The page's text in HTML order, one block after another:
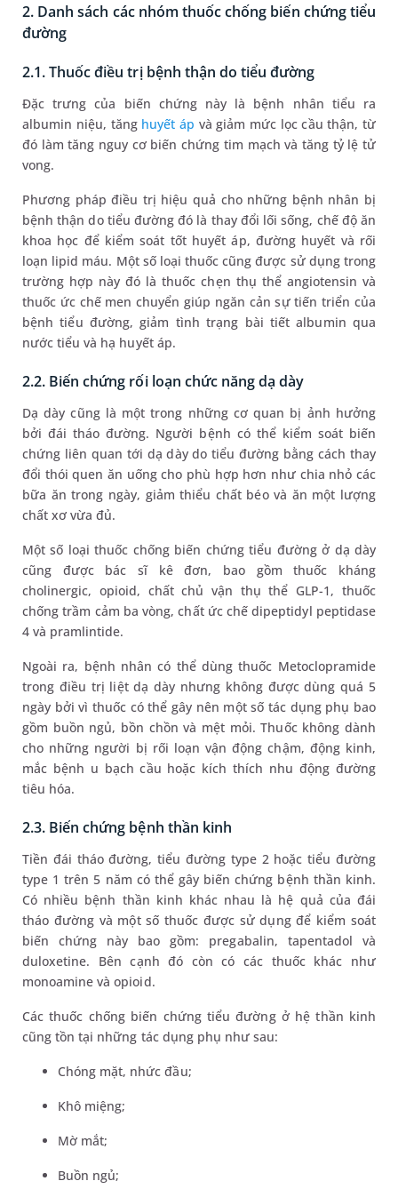
2. Danh sách các nhóm thuốc chống biến chứng tiểu
đường
2.1. Thuốc điều trị bệnh thận do tiểu đường
Đặc trưng của biến chứng này là bệnh nhân tiểu ra
albumin niệu, tăng huyết áp và giảm mức lọc cầu thận, từ
đó làm tăng nguy cơ biến chứng tim mạch và tăng tỷ lệ tử
vong.
Phương pháp điều trị hiệu quả cho những bệnh nhân bị
bệnh thận do tiểu đường đó là thay đổi lối sống, chế độ ăn
khoa học để kiểm soát tốt huyết áp, đường huyết và rối
loạn lipid máu. Một số loại thuốc cũng được sử dụng trong
trường hợp này đó là thuốc chẹn thụ thể angiotensin và
thuốc ức chế men chuyển giúp ngăn cản sự tiến triển của
bệnh tiểu đường, giảm tình trạng bài tiết albumin qua
nước tiểu và hạ huyết áp.
2.2. Biến chứng rối loạn chức năng dạ dày
Dạ dày cũng là một trong những cơ quan bị ảnh hưởng
bởi đái tháo đường. Người bệnh có thể kiểm soát biến
chứng liên quan tới dạ dày do tiểu đường bằng cách thay
đổi thói quen ăn uống cho phù hợp hơn như chia nhỏ các
bữa ăn trong ngày, giảm thiểu chất béo và ăn một lượng
chất xơ vừa đủ.
Một số loại thuốc chống biến chứng tiểu đường ở dạ dày
cũng được bác sĩ kê đơn, bao gồm thuốc kháng
cholinergic, opioid, chất chủ vận thụ thể GLP-1, thuốc
chống trầm cảm ba vòng, chất ức chế dipeptidyl peptidase
4 và pramlintide.
Ngoài ra, bệnh nhân có thể dùng thuốc Metoclopramide
trong điều trị liệt dạ dày nhưng không được dùng quá 5
ngày bởi vì thuốc có thể gây nên một số tác dụng phụ bao
gồm buồn ngủ, bồn chồn và mệt mỏi. Thuốc không dành
cho những người bị rối loạn vận động chậm, động kinh,
mắc bệnh u bạch cầu hoặc kích thích nhu động đường
tiêu hóa.
2.3. Biến chứng bệnh thần kinh
Tiền đái tháo đường, tiểu đường type 2 hoặc tiểu đường
type 1 trên 5 năm có thể gây biến chứng bệnh thần kinh.
Có nhiều bệnh thần kinh khác nhau là hệ quả của đái
tháo đường và một số thuốc được sử dụng để kiểm soát
biến chứng này bao gồm: pregabalin, tapentadol và
duloxetine. Bên cạnh đó còn có các thuốc khác như
monoamine và opioid.
Các thuốc chống biến chứng tiểu đường ở hệ thần kinh
cũng tồn tại những tác dụng phụ như sau:
Chóng mặt, nhức đầu;
Khô miệng;
Mờ mắt;
Buồn ngủ;